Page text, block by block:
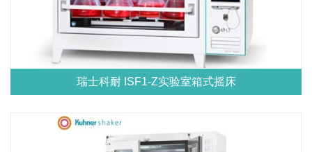
瑞士科耐 ISF1-Z实验室箱式摇床